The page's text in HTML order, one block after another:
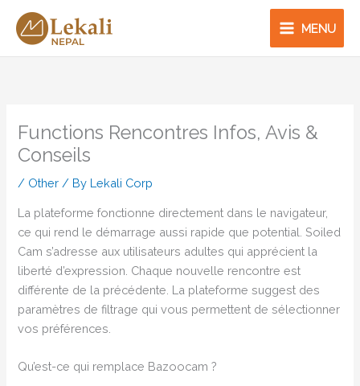
content
MENU
Functions Rencontres Infos, Avis &
Conseils
/ Other / By Lekali Corp
La plateforme fonctionne directement dans le navigateur,
ce qui rend le démarrage aussi rapide que potential. Soiled
Cam s’adresse aux utilisateurs adultes qui apprécient la
liberté d’expression. Chaque nouvelle rencontre est
différente de la précédente. La plateforme suggest des
paramètres de filtrage qui vous permettent de sélectionner
vos préférences.
Qu’est-ce qui remplace Bazoocam ?